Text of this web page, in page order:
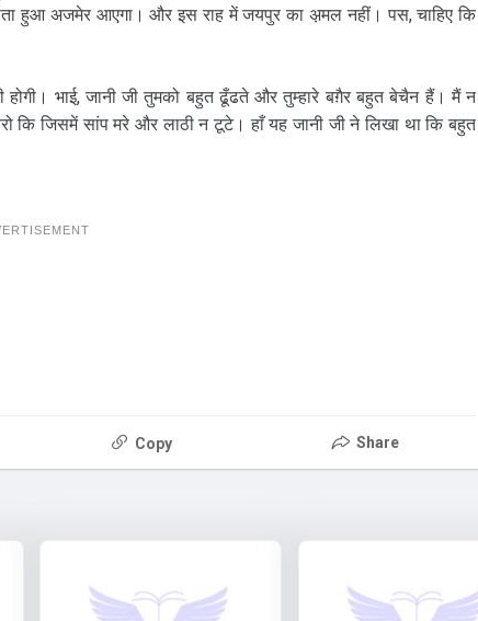
हुआ अजमेर आएगा। और इस राह में जयपुर का अ़मल नहीं। पस, चाहिए कि
भाई, जानी जी तुमको बहुत ढूँढते और तुम्हारे बग़ैर बहुत बेचैन हैं। मैं न
जिसमें सांप मरे और लाठी न टूटे। हाँ यह जानी जी ने लिखा था कि बहुत
Copy Share